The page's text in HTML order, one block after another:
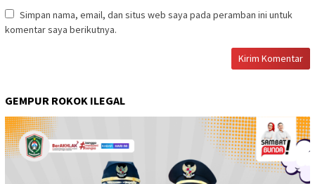
Simpan nama, email, dan situs web saya pada peramban ini untuk
komentar saya berikutnya.
GEMPUR ROKOK ILEGAL